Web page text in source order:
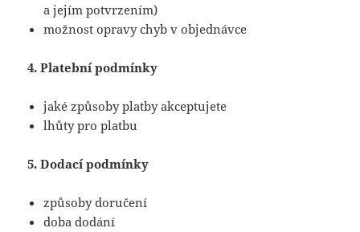
a jejím potvrzením)
možnost opravy chyb v objednávce
4. Platební podmínky
jaké způsoby platby akceptujete
lhůty pro platbu
5. Dodací podmínky
způsoby doručení
doba dodání